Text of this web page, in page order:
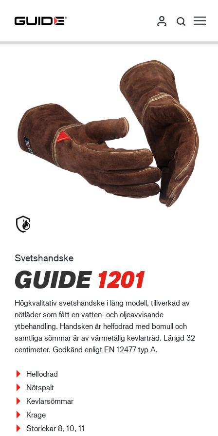
Svetshandske
GUIDE1201
Högkvalitativ svetshandske i lång modell, tillverkad av
nötläder som fått en vatten- och oljeavvisande
ytbehandling. Handsken är helfodrad med bomull och
samtliga sömmar är av värmetålig kevlartråd. Längd 32
centimeter. Godkänd enligt EN 12477 typ A.
Helfodrad
Nötspalt
Kevlarsömmar
Krage
Storlekar 8, 10, 11